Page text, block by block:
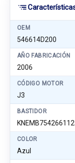
OEM
546614D200
AÑO FABRICACIÓN
2006
CÓDIGO MOTOR
J3
BASTIDOR
COLOR
Azul